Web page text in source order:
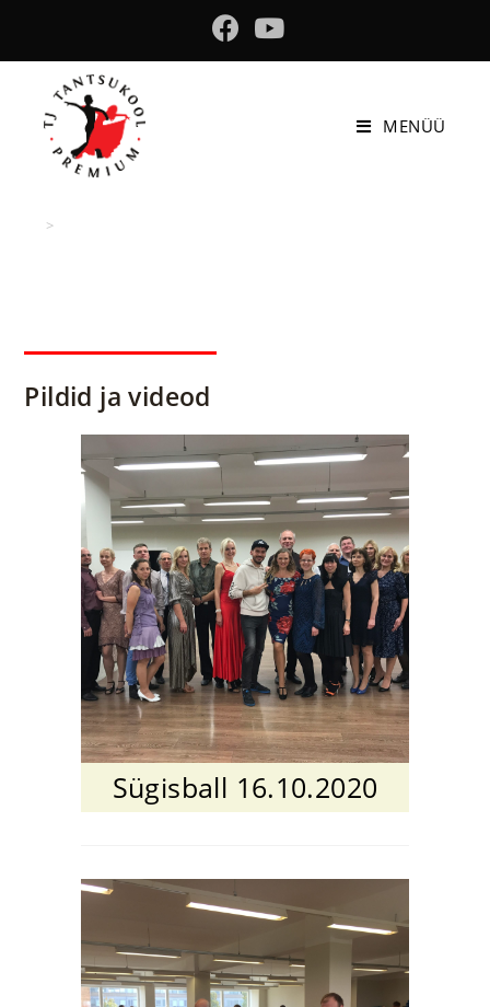
MENÜÜ
Galeriid
>
Pildid ja videod
Sügisball 16.10.2020